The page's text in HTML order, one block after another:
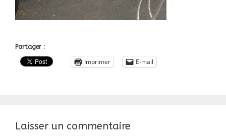
Partager :
Imprimer E-mail
Laisser un commentaire